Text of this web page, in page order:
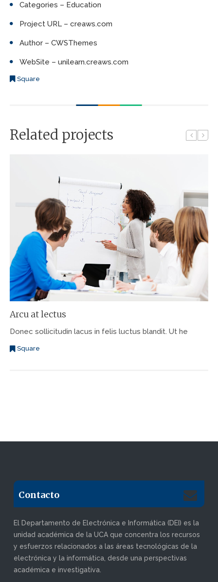
Categories – Education
Project URL – creaws.com
Author – CWSThemes
WebSite – unilearn.creaws.com
Square
Related projects
Arcu at lectus
Donec sollicitudin lacus in felis luctus blandit. Ut he
Square
Contacto
El Departamento de Electrónica e Informática (DEI) es la
unidad académica de la UCA que concentra los recursos
y esfuerzos relacionados a las áreas tecnológicas de la
electrónica y la informática, desde una perspectivas
académica e investigativa.